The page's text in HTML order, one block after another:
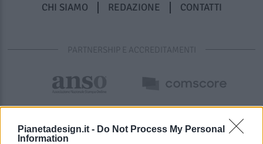
Pianetadesign.it - Do Not Process My Personal
Information
CHI SIAMO REDAZIONE CONTATTI
PARTNERSHIP E ACCREDITAMENTI